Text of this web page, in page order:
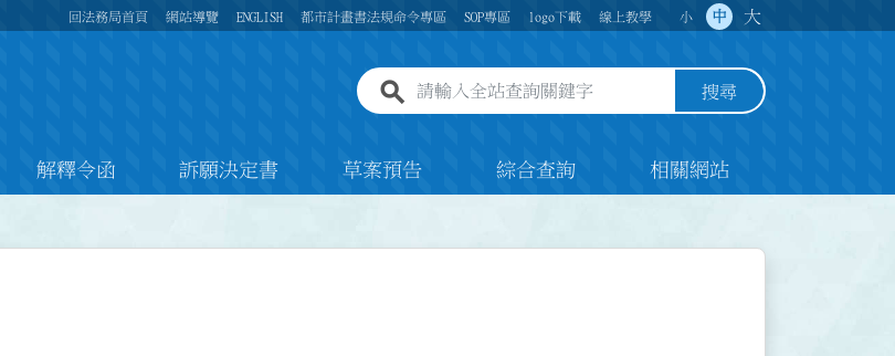
回法務局首頁 網站導覽 ENGLISH 都市計畫書法規命令專區 SOP專區 logo下載 線上教學 小 中 大
全站查詢關鍵字欄位 搜尋
解釋令函 訴願決定書 草案預告 綜合查詢 相關網站